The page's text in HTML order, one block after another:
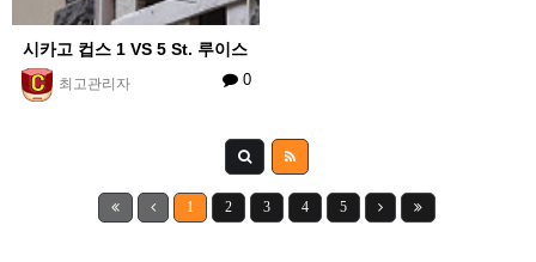
시카고 컵스 1 VS 5 St. 루이스
최고관리자 0
1 2 3 4 5